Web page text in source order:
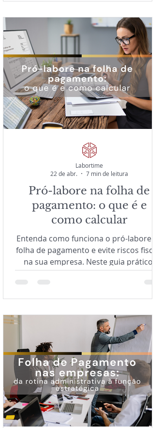
operacional ajudam empresas a
garantir confiabilidade nos processos
de folha de pagamento e fechamentos
contábeis.
Pró-labore na folha de
pagamento: o que é e
como calcular
Entenda como funciona o pró-labore na
folha de pagamento e evite riscos fiscais
na sua empresa. Neste guia prático,
você aprende o que é pró-labore,
em relação à distribuição de lucros,
e como fazer os lançamentos no eSocial
sem erros.
Labortime
22 de abr.
7 min de leitura